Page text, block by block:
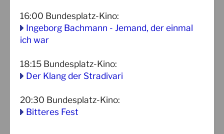
16:00 Bundesplatz-Kino:
Ingeborg Bachmann - Jemand, der einmal
ich war
18:15 Bundesplatz-Kino:
Der Klang der Stradivari
20:30 Bundesplatz-Kino:
Bitteres Fest